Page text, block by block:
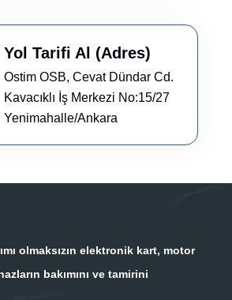
Yol Tarifi Al (Adres)
Ostim OSB, Cevat Dündar Cd.
Kavacıklı İş Merkezi No:15/27
Yenimahalle/Ankara
olmaksızın elektronik kart, motor
bakımını ve tamirini